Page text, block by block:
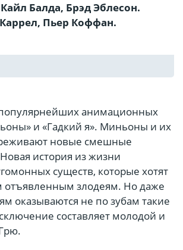
Балда, Брэд Эблесон.
Пьер Коффан.
анимационных
и «Гадкий я». Миньоны и их
новые смешные
история из жизни
существ, которые хотят
отъявленным злодеям. Но даже
оказываются не по зубам такие
составляет молодой и